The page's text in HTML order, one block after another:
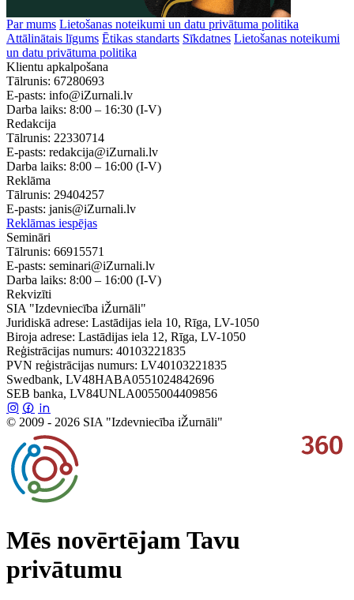
Par mums Lietošanas noteikumi un datu privātuma politika
Attālinātais līgums Ētikas standarts Sīkdatnes Lietošanas noteikumi
un datu privātuma politika
Klientu apkalpošana
Tālrunis: 67280693
E-pasts: info@iZurnali.lv
Darba laiks: 8:00 – 16:30 (I-V)
Redakcija
Tālrunis: 22330714
E-pasts: redakcija@iZurnali.lv
Darba laiks: 8:00 – 16:00 (I-V)
Reklāma
Tālrunis: 29404257
E-pasts: janis@iZurnali.lv
Reklāmas iespējas
Semināri
Tālrunis: 66915571
E-pasts: seminari@iZurnali.lv
Darba laiks: 8:00 – 16:00 (I-V)
Rekvizīti
SIA "Izdevniecība iŽurnāli"
Juridiskā adrese: Lastādijas iela 10, Rīga, LV-1050
Biroja adrese: Lastādijas iela 12, Rīga, LV-1050
Reģistrācijas numurs: 40103221835
PVN reģistrācijas numurs: LV40103221835
Swedbank, LV48HABA0551024842696
SEB banka, LV84UNLA0055004409856
© 2009 - 2026 SIA "Izdevniecība iŽurnāli"
Mēs novērtējam Tavu
privātumu